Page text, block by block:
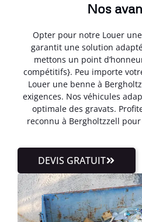
Nos
Opter pour notre Louer
garantit une solution
mettons un point
compétitifs}. Peu importe
Louer une benne à
exigences. Nos véhicules
optimale des gravats.
reconnu à Bergholtzzell
DEVIS GRATUIT